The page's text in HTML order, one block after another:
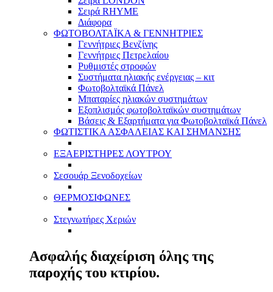
Σειρά RHYME
Διάφορα
ΦΩΤΟΒΟΛΤΑΪΚΑ & ΓΕΝΝΗΤΡΙΕΣ
Γεννήτριες Βενζίνης
Γεννήτριες Πετρελαίου
Ρυθμιστές στροφών
Συστήματα ηλιακής ενέργειας – κιτ
Φωτοβολταϊκά Πάνελ
Μπαταρίες ηλιακών συστημάτων
Εξοπλισμός φωτοβολταϊκών συστημάτων
Βάσεις & Εξαρτήματα για Φωτοβολταϊκά Πάνελ
ΦΩΤΙΣΤΙΚΑ ΑΣΦΑΛΕΙΑΣ ΚΑΙ ΣΗΜΑΝΣΗΣ
ΕΞΑΕΡΙΣΤΗΡΕΣ ΛΟΥΤΡΟΥ
Σεσουάρ Ξενοδοχείων
ΘΕΡΜΟΣΙΦΩΝΕΣ
Στεγνωτήρες Χεριών
Ασφαλής διαχείριση όλης της
παροχής του κτιρίου.